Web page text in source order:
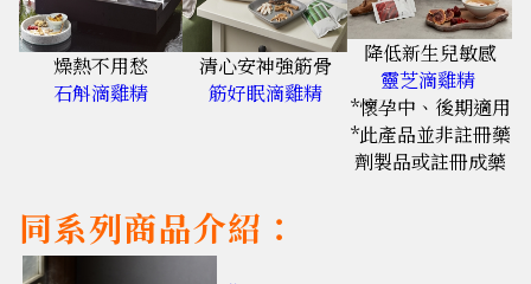
燥熱不用愁
石斛滴雞精
清心安神強筋骨
筋好眠滴雞精
降低新生兒敏感
靈芝滴雞精
*懷孕中、後期適用
*此產品並非註冊藥
劑製品或註冊成藥
同系列商品介紹：